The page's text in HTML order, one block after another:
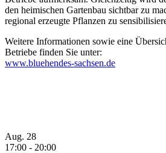
den heimischen Gartenbau sichtbar zu
regional erzeugte Pflanzen zu
Weitere Informationen sowie eine
Betriebe finden Sie unter:
www.bluehendes-sachsen.de
Aug. 28
17:00 - 20:00